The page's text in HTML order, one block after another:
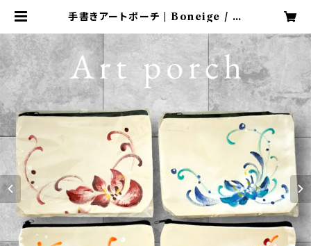
手書きアートポーチ | Boneige / シ